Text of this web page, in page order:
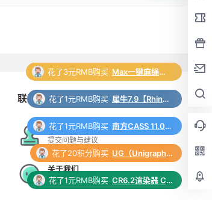
联系与合作
在线工单
提交问题与建议
关于我们
更多支持与合作
花了3元RMB购买 Max一键麻绳脚本插件
花了1元RMB购买 犀牛7.9【Rhino7.9破解版】中文破解版下载和安装教程
花了1元RMB购买 南方CASS 11.0 软件安装包下载和安装教程
花了20积分购买 UG（Unigraphics NX）12.0 安装包下载及安装教程
花了1元RMB购买 CR6.2渲染器 Corona 6.2 for 3ds Max（2014-2022）中/英文版下载和安装教程